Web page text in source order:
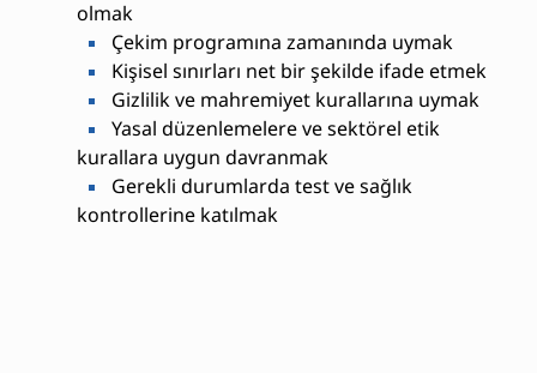
olmak
Çekim programına zamanında uymak
Kişisel sınırları net bir şekilde ifade etmek
Gizlilik ve mahremiyet kurallarına uymak
Yasal düzenlemelere ve sektörel etik
kurallara uygun davranmak
Gerekli durumlarda test ve sağlık
kontrollerine katılmak